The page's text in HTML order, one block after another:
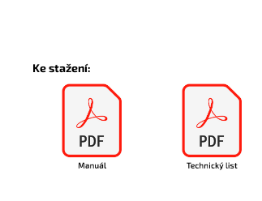
Ke stažení: